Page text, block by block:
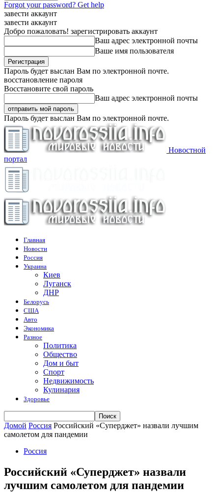
Forgot your password? Get help
завести аккаунт
завести аккаунт
Добро пожаловать! зарегистрировать аккаунт
Ваш адрес электронной почты
Ваше имя пользователя
Пароль будет выслан Вам по электронной почте.
восстановление пароля
Восстановите свой пароль
Ваш адрес электронной почты
Пароль будет выслан Вам по электронной почте.
Новостной
портал
Главная
Новости
Россия
Украина
Киев
Луганск
ДНР
Белорусь
США
Авто
Экономика
Разное
Политика
Общество
Дом и быт
Спорт
Недвижимость
Кулинария
Здоровье
Домой Россия Российский «Суперджет» назвали лучшим
самолетом для пандемии
Россия
Российский «Суперджет» назвали
лучшим самолетом для пандемии